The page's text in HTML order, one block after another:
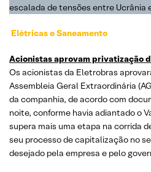
escalada de tensões entre Ucrânia
Elétricas e Saneamento
Acionistas aprovam privatização
Os acionistas da Eletrobras
Assembleia Geral Extraordinária
da companhia, de acordo com
noite, conforme havia adiantado o
supera mais uma etapa na corrida
seu processo de capitalização no
desejado pela empresa e pelo